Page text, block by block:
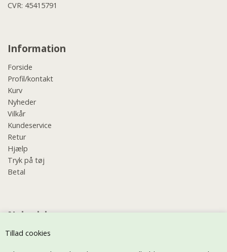
Tillad cookies
CVR: 45415791
Information
Forside
Profil/kontakt
Kurv
Nyheder
Vilkår
Kundeservice
Retur
Hjælp
Tryk på tøj
Betal
Nyhedsbrev